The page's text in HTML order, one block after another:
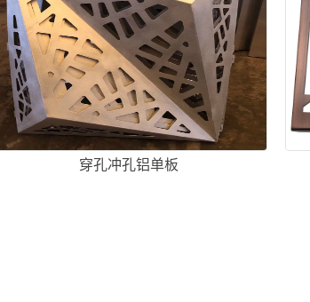
穿孔冲孔铝单板